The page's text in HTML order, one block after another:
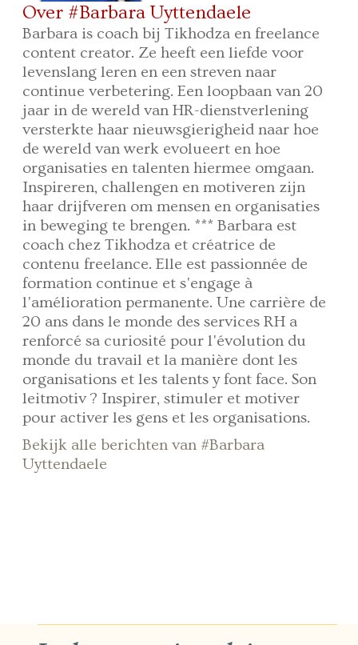
Over #Barbara Uyttendaele
Barbara is coach bij Tikhodza en freelance
content creator. Ze heeft een liefde voor
levenslang leren en een streven naar
continue verbetering. Een loopbaan van 20
jaar in de wereld van HR-dienstverlening
versterkte haar nieuwsgierigheid naar hoe
de wereld van werk evolueert en hoe
organisaties en talenten hiermee omgaan.
Inspireren, challengen en motiveren zijn
haar drijfveren om mensen en organisaties
in beweging te brengen. *** Barbara est
coach chez Tikhodza et créatrice de
contenu freelance. Elle est passionnée de
formation continue et s'engage à
l'amélioration permanente. Une carrière de
20 ans dans le monde des services RH a
renforcé sa curiosité pour l'évolution du
monde du travail et la manière dont les
organisations et les talents y font face. Son
leitmotiv ? Inspirer, stimuler et motiver
pour activer les gens et les organisations.
Bekijk alle berichten van #Barbara
Uyttendaele